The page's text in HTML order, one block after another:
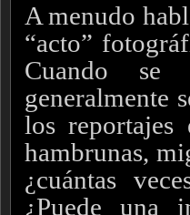
A menudo
“acto”
Cuando se
generalmente
los
hambrunas,
¿cuántas
¿Puede una